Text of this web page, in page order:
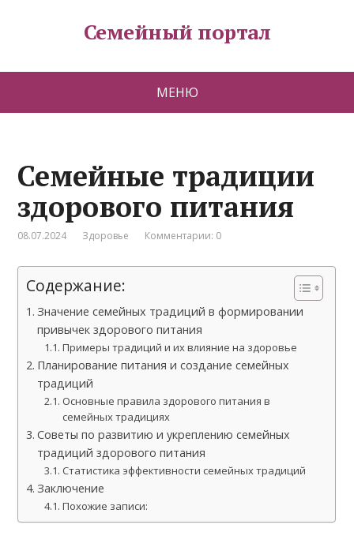
Семейный портал
МЕНЮ
Семейные традиции
здорового питания
08.07.2024 Здоровье Комментарии: 0
Содержание:
Значение семейных традиций в формировании
привычек здорового питания
Примеры традиций и их влияние на здоровье
Планирование питания и создание семейных
традиций
Основные правила здорового питания в
семейных традициях
Советы по развитию и укреплению семейных
традиций здорового питания
Статистика эффективности семейных традиций
Заключение
Похожие записи: